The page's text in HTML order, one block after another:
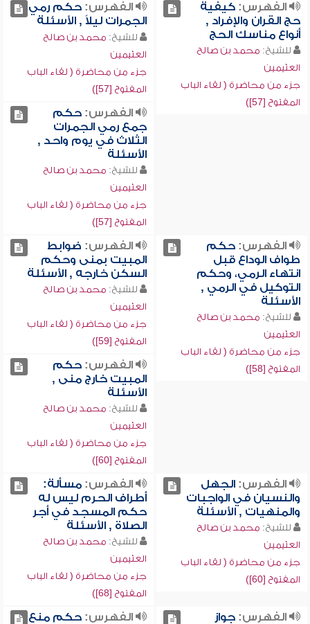
الفهرس:كيفية
حج القران والإفراد ,
أنواع مناسك الحج
للشيخ: محمد بن صالح
العثيمين
جزء من محاضرة ( لقاء الباب
المفتوح [57])
الفهرس:حكم رمي
الجمرات ليلاً , الأسئلة
للشيخ: محمد بن صالح
العثيمين
جزء من محاضرة ( لقاء الباب
المفتوح [57])
الفهرس:حكم
جمع رمي الجمرات
الثلاث في يوم واحد ,
الأسئلة
للشيخ: محمد بن صالح
العثيمين
جزء من محاضرة ( لقاء الباب
المفتوح [57])
الفهرس:حكم
طواف الوداع قبل
انتهاء الرمي، وحكم
التوكيل في الرمي ,
الأسئلة
للشيخ: محمد بن صالح
العثيمين
جزء من محاضرة ( لقاء الباب
المفتوح [58])
الفهرس: ضوابط
المبيت بمنى وحكم
السكن خارجه , الأسئلة
للشيخ: محمد بن صالح
العثيمين
جزء من محاضرة ( لقاء الباب
المفتوح [59])
الفهرس:حكم
المبيت خارج منى ,
الأسئلة
للشيخ: محمد بن صالح
العثيمين
جزء من محاضرة ( لقاء الباب
المفتوح [60])
الفهرس:الجهل
والنسيان في الواجبات
والمنهيات , الأسئلة
للشيخ: محمد بن صالح
العثيمين
جزء من محاضرة ( لقاء الباب
المفتوح [60])
الفهرس:مسألة:
أطراف الحرم ليس له
حكم المسجد في أجر
الصلاة , الأسئلة
للشيخ: محمد بن صالح
العثيمين
جزء من محاضرة ( لقاء الباب
المفتوح [68])
الفهرس:جواز الفهرس:حكم منع